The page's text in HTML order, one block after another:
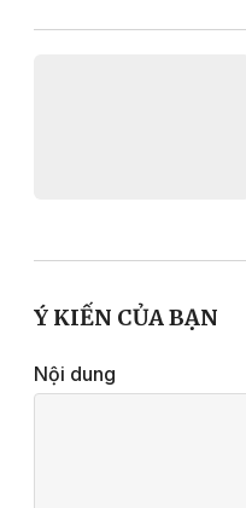
Ý KIẾN CỦA BẠN
Nội dung